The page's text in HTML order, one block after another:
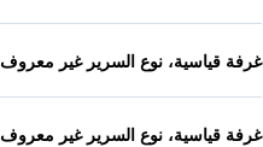
غرفة قياسية، نوع السرير غير معروف
غرفة قياسية، نوع السرير غير معروف